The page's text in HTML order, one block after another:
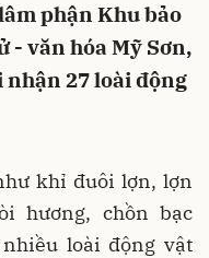
phận Khu bảo
- văn hóa Mỹ Sơn,
27 loài động
khỉ đuôi lợn, lợn
hương, chồn bạc
loài động vật